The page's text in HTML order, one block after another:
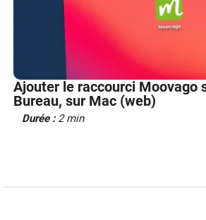
Ajouter le raccourci Moovago
Bureau, sur Mac (web)
Durée : 2 min